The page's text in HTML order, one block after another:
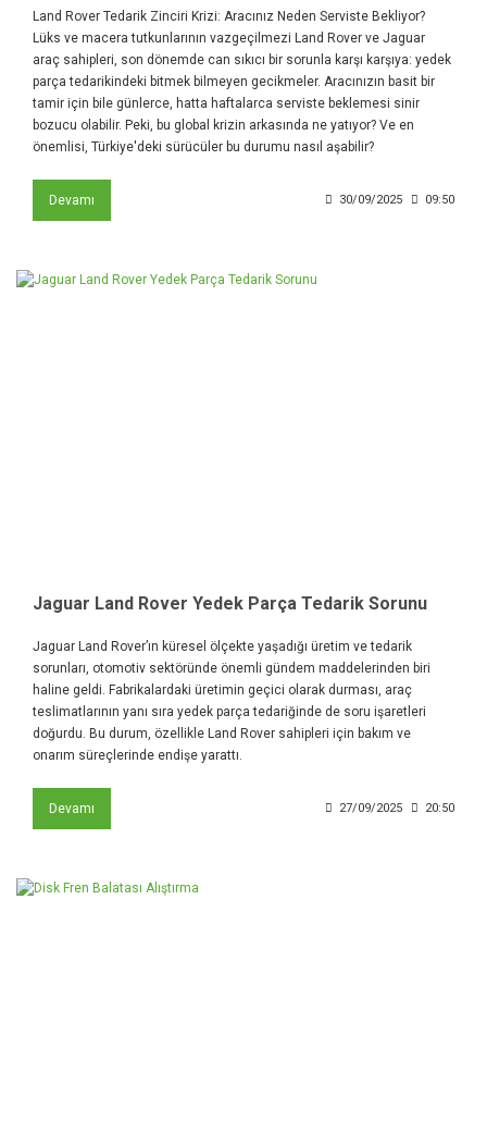
Land Rover Tedarik Zinciri Krizi: Aracınız Neden Serviste Bekliyor?
Lüks ve macera tutkunlarının vazgeçilmezi Land Rover ve Jaguar
araç sahipleri, son dönemde can sıkıcı bir sorunla karşı karşıya: yedek
parça tedarikindeki bitmek bilmeyen gecikmeler. Aracınızın basit bir
tamir için bile günlerce, hatta haftalarca serviste beklemesi sinir
bozucu olabilir. Peki, bu global krizin arkasında ne yatıyor? Ve en
önemlisi, Türkiye'deki sürücüler bu durumu nasıl aşabilir?
Devamı 30/09/2025 09:50
Jaguar Land Rover Yedek Parça Tedarik Sorunu
Jaguar Land Rover’ın küresel ölçekte yaşadığı üretim ve tedarik
sorunları, otomotiv sektöründe önemli gündem maddelerinden biri
haline geldi. Fabrikalardaki üretimin geçici olarak durması, araç
teslimatlarının yanı sıra yedek parça tedariğinde de soru işaretleri
doğurdu. Bu durum, özellikle Land Rover sahipleri için bakım ve
onarım süreçlerinde endişe yarattı.
Devamı 27/09/2025 20:50